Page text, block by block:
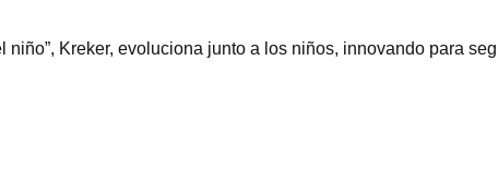
Kreker, evoluciona junto a los niños, innovando para